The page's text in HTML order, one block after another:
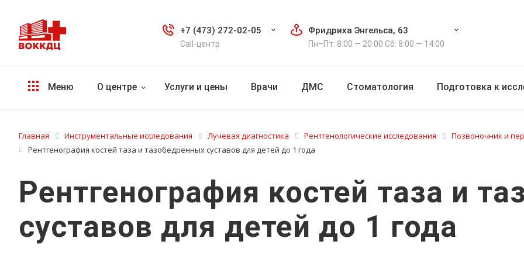
+7 (473) 272-02-05
Call-центр
Фридриха Энгельса, 63
Пн–Пт: 8:00 — 20:00 Сб: 8:00 — 14:00
Меню О центре Услуги и цены Врачи ДМС Стоматология Подготовка к
Главная Инструментальные исследования Лучевая диагностика Рентгенологические исследования
Позвоночник и
Рентгенография костей таза и тазобедренных суставов для детей до 1 года
Рентгенография костей таза и
суставов для детей до 1 года